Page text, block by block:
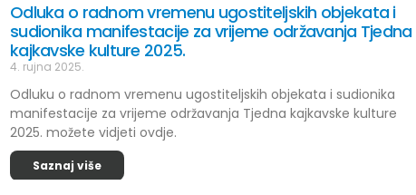
Odluka o radnom vremenu ugostiteljskih objekata i
sudionika manifestacije za vrijeme održavanja Tjedna
kajkavske kulture 2025.
4. rujna 2025.
Odluku o radnom vremenu ugostiteljskih objekata i sudionika
manifestacije za vrijeme održavanja Tjedna kajkavske kulture
2025. možete vidjeti ovdje.
Saznaj više